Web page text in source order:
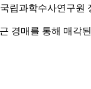
립과학수사연구
경매를 통해 매각